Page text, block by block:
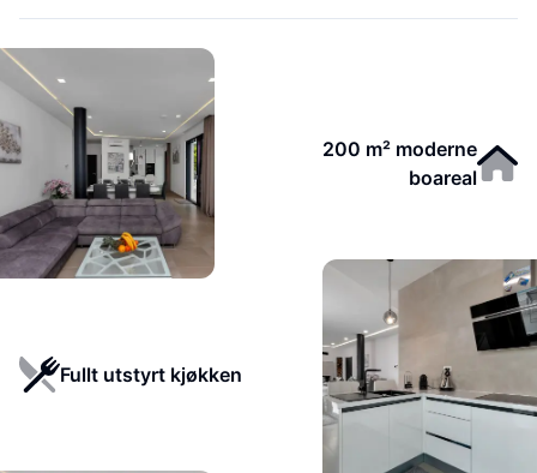
200 m² moderne
boareal
Fullt utstyrt kjøkken